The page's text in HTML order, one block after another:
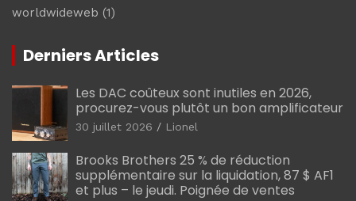
worldwideweb (1)
Derniers Articles
Les DAC coûteux sont inutiles en 2026,
procurez-vous plutôt un bon amplificateur
30 juillet 2026 Lionel
Brooks Brothers 25 % de réduction
supplémentaire sur la liquidation, 87 $ AF1
et plus – le jeudi. Poignée de ventes